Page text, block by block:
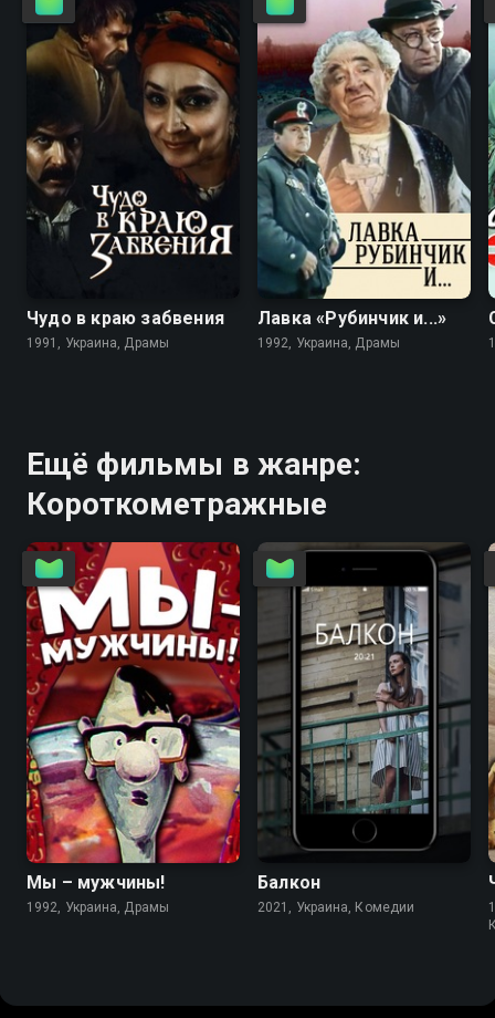
Чудо в краю забвения
1991, Украина, Драмы
4.9 4.7
Лавка «Рубинчик и...»
1992, Украина, Драмы
Ещё фильмы в жанре:
Короткометражные
Мы – мужчины!
1992, Украина, Драмы
7.7
Балкон
2021, Украина, Комедии